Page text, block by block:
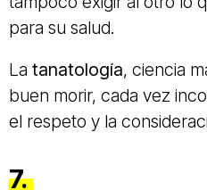
para su salud.
La tanatología, ciencia
buen morir, cada vez
el respeto y la
7.